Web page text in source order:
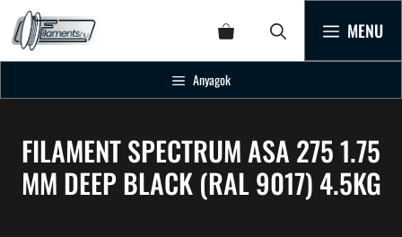
MENU
Anyagok
FILAMENT SPECTRUM ASA 275 1.75
MM DEEP BLACK (RAL 9017) 4.5KG